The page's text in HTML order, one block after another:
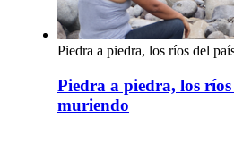
Piedra a piedra, los ríos del
Piedra a piedra, los ríos
muriendo